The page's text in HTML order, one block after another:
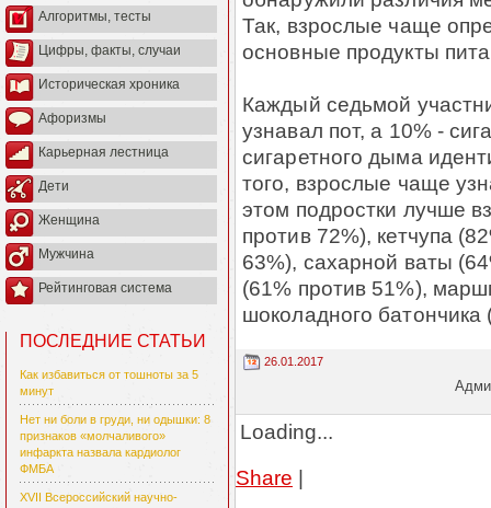
Алгоритмы, тесты
Цифры, факты, случаи
Историческая хроника
Афоризмы
Карьерная лестница
Дети
Женщина
Мужчина
Рейтинговая система
ПОСЛЕДНИЕ СТАТЬИ
Как избавиться от тошноты за 5
минут
Нет ни боли в груди, ни одышки: 8
признаков «молчаливого»
инфаркта назвала кардиолог
ФМБА
XVII Всероссийский научно-
Так, взрослые чаще
основные продукты
Каждый седьмой
узнавал пот, а 10% -
сигаретного дыма
того, взрослые чаще
этом подростки лучше
против 72%), кетчупа
63%), сахарной ваты
(61% против 51%),
шоколадного батончика
26.01.2017
Loading...
Share |